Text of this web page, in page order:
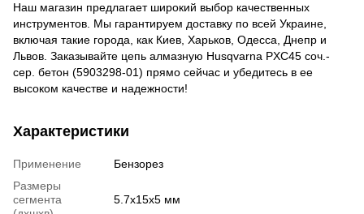
Наш магазин предлагает широкий выбор качественных
инструментов. Мы гарантируем доставку по всей Украине,
включая такие города, как Киев, Харьков, Одесса, Днепр и
Львов. Заказывайте цепь алмазную Husqvarna PXC45 соч.-
сер. бетон (5903298-01) прямо сейчас и убедитесь в ее
высоком качестве и надежности!
Характеристики
Применение
Бензорез
Размеры
сегмента
5.7х15х5 мм